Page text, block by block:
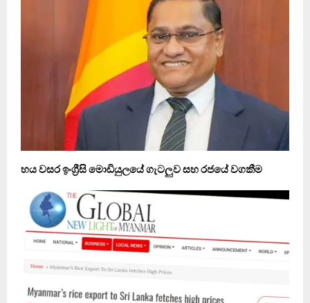
හය වසර ඉංග්‍රීසි මොඩියුලයේ ගැටලුව සහ රජයේ වගකීම